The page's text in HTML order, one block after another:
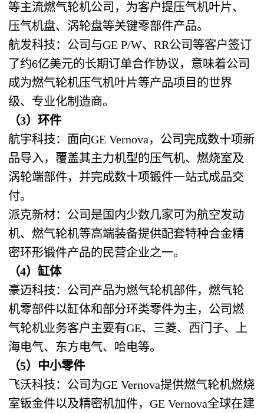
等主流燃气轮机公司，为客户提压气机叶片、
压气机盘、涡轮盘等关键零部件产品。
航发科技：公司与GE P/W、RR公司等客户签订
了约6亿美元的长期订单合作协议，意味着公司
成为燃气轮机压气机叶片等产品项目的世界
级、专业化制造商。
（3）环件
航宇科技：面向GE Vernova，公司完成数十项新
品导入，覆盖其主力机型的压气机、燃烧室及
涡轮端部件，并完成数十项锻件一站式成品交
付。
派克新材：公司是国内少数几家可为航空发动
机、燃气轮机等高端装备提供配套特种合金精
密环形锻件产品的民营企业之一。
（4）缸体
豪迈科技：公司产品为燃气轮机部件，燃气轮
机零部件以缸体和部分环类零件为主，公司燃
气轮机业务客户主要有GE、三菱、西门子、上
海电气、东方电气、哈电等。
（5）中小零件
飞沃科技：公司为GE Vernova提供燃气轮机燃烧
室钣金件以及精密机加件，GE Vernova全球在建